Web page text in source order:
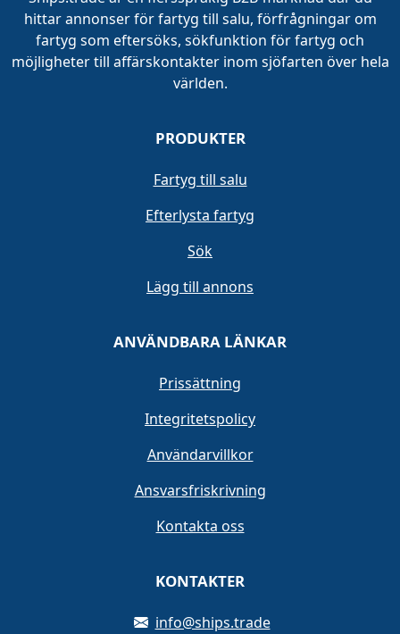
hittar annonser för fartyg till salu, förfrågningar om
fartyg som eftersöks, sökfunktion för fartyg och
möjligheter till affärskontakter inom sjöfarten över hela
världen.
PRODUKTER
Fartyg till salu
Efterlysta fartyg
Sök
Lägg till annons
ANVÄNDBARA LÄNKAR
Prissättning
Integritetspolicy
Användarvillkor
Ansvarsfriskrivning
Kontakta oss
KONTAKTER
info@ships.trade